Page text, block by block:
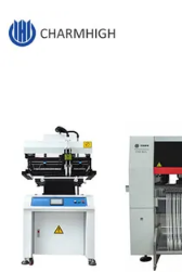
PETA
SITUS
KEBIJAKAN
PRIVASI